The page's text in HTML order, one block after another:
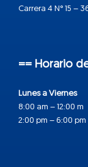
Carrera 4 N° 15 –
== Horario
Lunes a Viernes
8:00 am – 12:00 m
2:00 pm – 6:00 pm